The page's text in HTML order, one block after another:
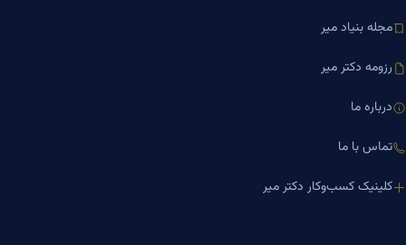
مجله بنیاد میر
رزومه دکتر میر
درباره ما
تماس با ما
کلینیک کسب‌وکار دکتر میر